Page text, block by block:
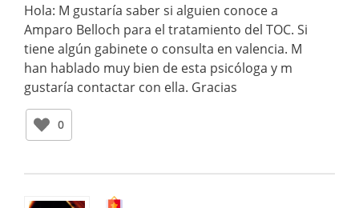
Hola: M gustaría saber si alguien conoce a
Amparo Belloch para el tratamiento del TOC. Si
tiene algún gabinete o consulta en valencia. M
han hablado muy bien de esta psicóloga y m
gustaría contactar con ella. Gracias
0